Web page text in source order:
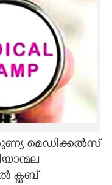
മെഡിക്കൽസ്
ക്ലബ്